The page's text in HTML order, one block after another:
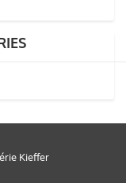
Kieffer